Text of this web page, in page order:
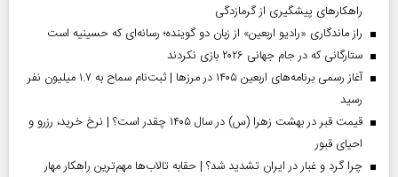
راهکارهای پیشگیری از گرمازدگی
راز ماندگاری «رادیو اربعین» از زبان دو گوینده؛ رسانه‌ای که حسینیه است
ستارگانی که در جام جهانی ۲۰۲۶ بازی نکردند
آغاز رسمی برنامه‌های اربعین ۱۴۰۵ در مرز‌ها | ثبت‌نام سماح به ۱.۷ میلیون نفر
رسید
قیمت قبر در بهشت زهرا (س) در سال ۱۴۰۵ چقدر است؟ | نرخ خرید، رزرو و
احیای قبور
چرا گرد و غبار در ایران تشدید شد؟ | حقابه تالاب‌ها مهم‌ترین راهکار مهار